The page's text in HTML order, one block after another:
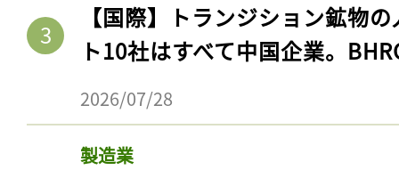
【国際】トランジション鉱物
ト10社はすべて中国企業。
2026/07/28
製造業